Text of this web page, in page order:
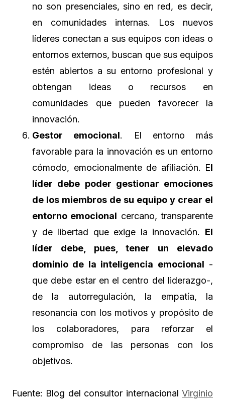
no son presenciales, sino en red, es decir,
en comunidades internas. Los nuevos
líderes conectan a sus equipos con ideas o
entornos externos, buscan que sus equipos
estén abiertos a su entorno profesional y
obtengan ideas o recursos en
comunidades que pueden favorecer la
innovación.
Gestor emocional. El entorno más
favorable para la innovación es un entorno
cómodo, emocionalmente de afiliación. El
líder debe poder gestionar emociones
de los miembros de su equipo y crear el
entorno emocional cercano, transparente
y de libertad que exige la innovación. El
líder debe, pues, tener un elevado
dominio de la inteligencia emocional -
que debe estar en el centro del liderazgo-,
de la autorregulación, la empatía, la
resonancia con los motivos y propósito de
los colaboradores, para reforzar el
compromiso de las personas con los
objetivos.
Fuente: Blog del consultor internacional Virginio